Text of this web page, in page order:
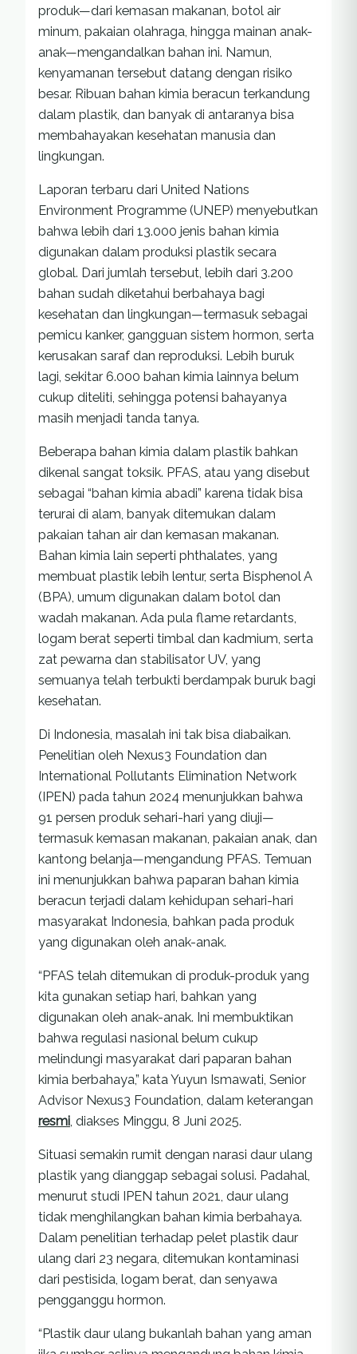
produk—dari kemasan makanan, botol air
minum, pakaian olahraga, hingga mainan anak-
anak—mengandalkan bahan ini. Namun,
kenyamanan tersebut datang dengan risiko
besar. Ribuan bahan kimia beracun terkandung
dalam plastik, dan banyak di antaranya bisa
membahayakan kesehatan manusia dan
lingkungan.
Laporan terbaru dari United Nations
Environment Programme (UNEP) menyebutkan
bahwa lebih dari 13.000 jenis bahan kimia
digunakan dalam produksi plastik secara
global. Dari jumlah tersebut, lebih dari 3.200
bahan sudah diketahui berbahaya bagi
kesehatan dan lingkungan—termasuk sebagai
pemicu kanker, gangguan sistem hormon, serta
kerusakan saraf dan reproduksi. Lebih buruk
lagi, sekitar 6.000 bahan kimia lainnya belum
cukup diteliti, sehingga potensi bahayanya
masih menjadi tanda tanya.
Beberapa bahan kimia dalam plastik bahkan
dikenal sangat toksik. PFAS, atau yang disebut
sebagai “bahan kimia abadi” karena tidak bisa
terurai di alam, banyak ditemukan dalam
pakaian tahan air dan kemasan makanan.
Bahan kimia lain seperti phthalates, yang
membuat plastik lebih lentur, serta Bisphenol A
(BPA), umum digunakan dalam botol dan
wadah makanan. Ada pula flame retardants,
logam berat seperti timbal dan kadmium, serta
zat pewarna dan stabilisator UV, yang
semuanya telah terbukti berdampak buruk bagi
kesehatan.
Di Indonesia, masalah ini tak bisa diabaikan.
Penelitian oleh Nexus3 Foundation dan
International Pollutants Elimination Network
(IPEN) pada tahun 2024 menunjukkan bahwa
91 persen produk sehari-hari yang diuji—
termasuk kemasan makanan, pakaian anak, dan
kantong belanja—mengandung PFAS. Temuan
ini menunjukkan bahwa paparan bahan kimia
beracun terjadi dalam kehidupan sehari-hari
masyarakat Indonesia, bahkan pada produk
yang digunakan oleh anak-anak.
“PFAS telah ditemukan di produk-produk yang
kita gunakan setiap hari, bahkan yang
digunakan oleh anak-anak. Ini membuktikan
bahwa regulasi nasional belum cukup
melindungi masyarakat dari paparan bahan
kimia berbahaya,” kata Yuyun Ismawati, Senior
Advisor Nexus3 Foundation, dalam keterangan
resmi, diakses Minggu, 8 Juni 2025.
Situasi semakin rumit dengan narasi daur ulang
plastik yang dianggap sebagai solusi. Padahal,
menurut studi IPEN tahun 2021, daur ulang
tidak menghilangkan bahan kimia berbahaya.
Dalam penelitian terhadap pelet plastik daur
ulang dari 23 negara, ditemukan kontaminasi
dari pestisida, logam berat, dan senyawa
pengganggu hormon.
“Plastik daur ulang bukanlah bahan yang aman